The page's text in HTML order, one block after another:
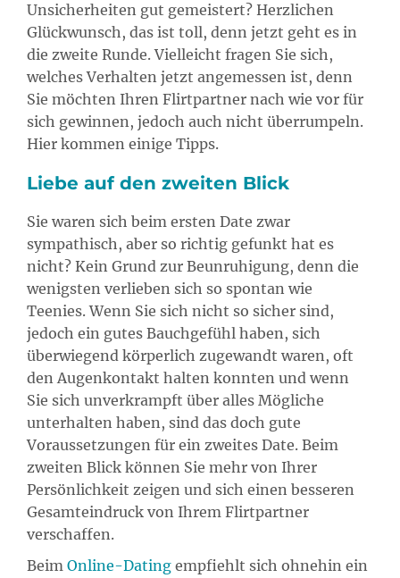
Unsicherheiten gut gemeistert? Herzlichen
Glückwunsch, das ist toll, denn jetzt geht es in
die zweite Runde. Vielleicht fragen Sie sich,
welches Verhalten jetzt angemessen ist, denn
Sie möchten Ihren Flirtpartner nach wie vor für
sich gewinnen, jedoch auch nicht überrumpeln.
Hier kommen einige Tipps.
Liebe auf den zweiten Blick
Sie waren sich beim ersten Date zwar
sympathisch, aber so richtig gefunkt hat es
nicht? Kein Grund zur Beunruhigung, denn die
wenigsten verlieben sich so spontan wie
Teenies. Wenn Sie sich nicht so sicher sind,
jedoch ein gutes Bauchgefühl haben, sich
überwiegend körperlich zugewandt waren, oft
den Augenkontakt halten konnten und wenn
Sie sich unverkrampft über alles Mögliche
unterhalten haben, sind das doch gute
Voraussetzungen für ein zweites Date. Beim
zweiten Blick können Sie mehr von Ihrer
Persönlichkeit zeigen und sich einen besseren
Gesamteindruck von Ihrem Flirtpartner
verschaffen.
Beim Online-Dating empfiehlt sich ohnehin ein